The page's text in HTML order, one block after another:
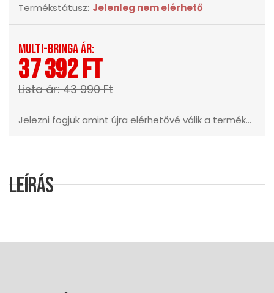
Termékstátusz: Jelenleg nem elérhető
Multi-Bringa ár:
37 392 Ft
Lista ár: 43 990 Ft
Jelezni fogjuk amint újra elérhetővé válik a termék...
Leírás